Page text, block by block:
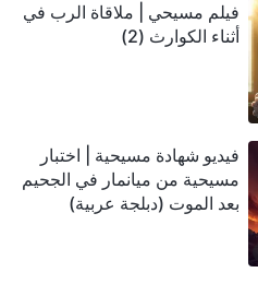
فيلم مسيحي | ملاقاة الرب في
أثناء الكوارث (2)
فيديو شهادة مسيحية | اختبار
مسيحية من ميانمار في الجحيم
بعد الموت (دبلجة عربية)